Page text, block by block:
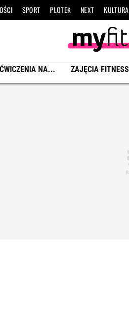
SPORT PLOTEK NEXT KULTURA
ĆWICZENIA NA... ZAJĘCIA FITNESS